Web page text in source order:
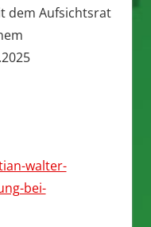
dem Aufsichtsrat
walter-
bei-